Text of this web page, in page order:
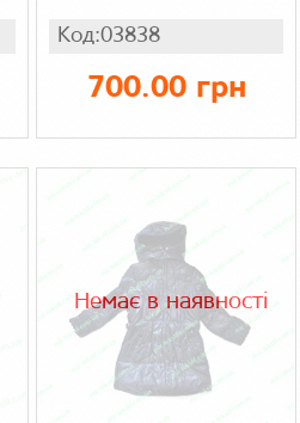
Код:03838
700.00 грн
Немає в наявності